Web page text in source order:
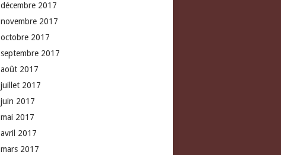
décembre 2017
novembre 2017
octobre 2017
septembre 2017
août 2017
juillet 2017
juin 2017
mai 2017
avril 2017
mars 2017